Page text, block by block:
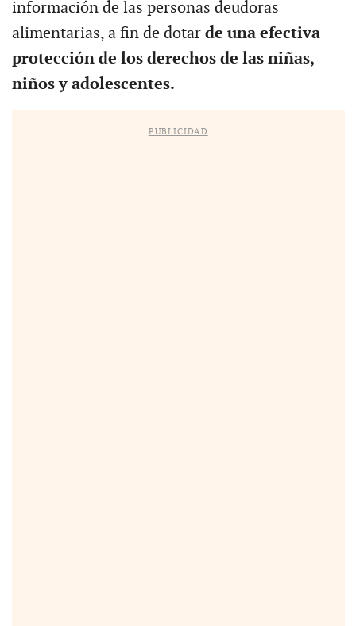
información de las personas deudoras
alimentarias, a fin de dotar de una efectiva
protección de los derechos de las niñas,
niños y adolescentes.
PUBLICIDAD